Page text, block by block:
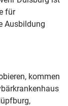
für
Ausbildung
kommen